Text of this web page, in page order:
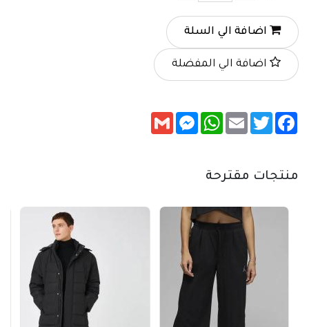
اضافة الي السلة
اضافة الي المفضلة
Facebook
Twitter
Email
WhatsApp
Messenger
Gmail
منتجات مقترحة